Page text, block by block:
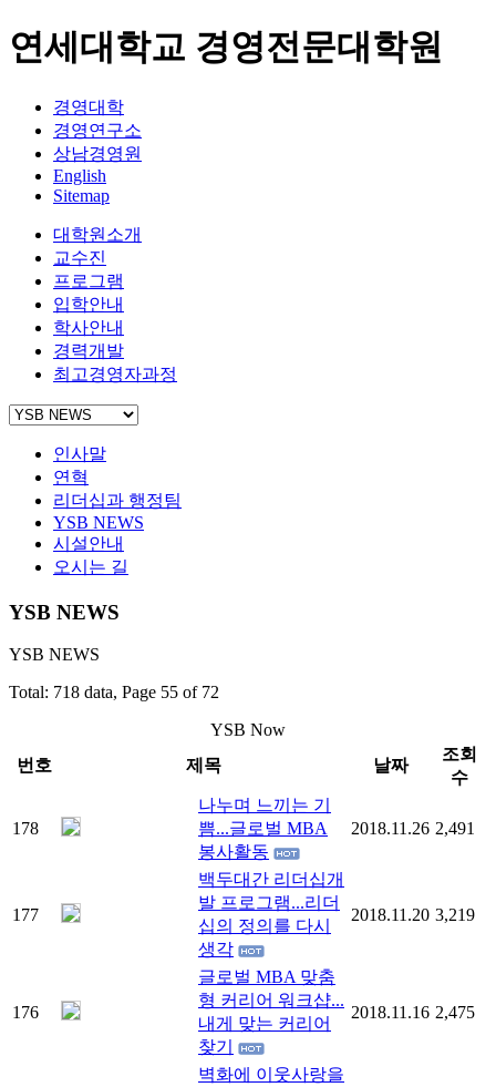
연세대학교 경영전문대학원
경영대학
경영연구소
상남경영원
English
Sitemap
대학원소개
교수진
프로그램
입학안내
학사안내
경력개발
최고경영자과정
인사말
연혁
리더십과 행정팀
YSB NEWS
시설안내
오시는 길
YSB NEWS
YSB NEWS
Total: 718 data, Page 55 of 72
YSB Now
번호
제목 날짜
조회
수
178
나누며 느끼는 기
쁨...글로벌 MBA
봉사활동
2018.11.26 2,491
177
백두대간 리더십개
발 프로그램...리더
십의 정의를 다시
생각
2018.11.20 3,219
176
글로벌 MBA 맞춤
형 커리어 워크샵...
내게 맞는 커리어
찾기
2018.11.16 2,475
벽화에 이웃사랑을